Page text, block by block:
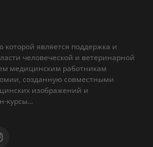
которой является поддержка и
человеческой и ветеринарной
медицинским работникам
созданную совместными
изображений и
курсы...